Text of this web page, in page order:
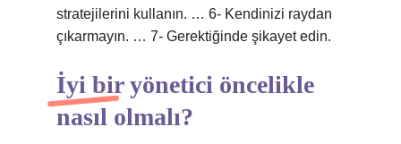
stratejilerini kullanın. … 6- Kendinizi raydan
çıkarmayın. … 7- Gerektiğinde şikayet edin.
İyi bir yönetici öncelikle
nasıl olmalı?